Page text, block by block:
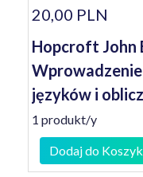
20,00 PLN
Hopcroft John
języków i
1 produkt/y
Dodaj do